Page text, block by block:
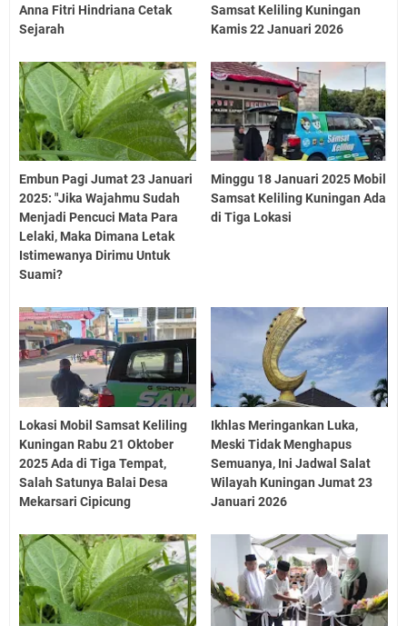
Anna Fitri Hindriana Cetak
Sejarah
Samsat Keliling Kuningan
Kamis 22 Januari 2026
Embun Pagi Jumat 23 Januari
2025: "Jika Wajahmu Sudah
Menjadi Pencuci Mata Para
Lelaki, Maka Dimana Letak
Istimewanya Dirimu Untuk
Suami?
Minggu 18 Januari 2025 Mobil
Samsat Keliling Kuningan Ada
di Tiga Lokasi
Lokasi Mobil Samsat Keliling
Kuningan Rabu 21 Oktober
2025 Ada di Tiga Tempat,
Salah Satunya Balai Desa
Mekarsari Cipicung
Ikhlas Meringankan Luka,
Meski Tidak Menghapus
Semuanya, Ini Jadwal Salat
Wilayah Kuningan Jumat 23
Januari 2026